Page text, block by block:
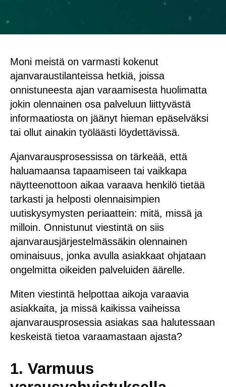
Moni meistä on varmasti kokenut
ajanvaraustilanteissa hetkiä, joissa
onnistuneesta ajan varaamisesta huolimatta
jokin olennainen osa palveluun liittyvästä
informaatiosta on jäänyt hieman epäselväksi
tai ollut ainakin työläästi löydettävissä.
Ajanvarausprosessissa on tärkeää, että
haluamaansa tapaamiseen tai vaikkapa
näytteenottoon aikaa varaava henkilö tietää
tarkasti ja helposti olennaisimpien
uutiskysymysten periaattein: mitä, missä ja
milloin. Onnistunut viestintä on siis
ajanvarausjärjestelmässäkin olennainen
ominaisuus, jonka avulla asiakkaat ohjataan
ongelmitta oikeiden palveluiden äärelle.
Miten viestintä helpottaa aikoja varaavia
asiakkaita, ja missä kaikissa vaiheissa
ajanvarausprosessia asiakas saa halutessaan
keskeistä tietoa varaamastaan ajasta?
1. Varmuus